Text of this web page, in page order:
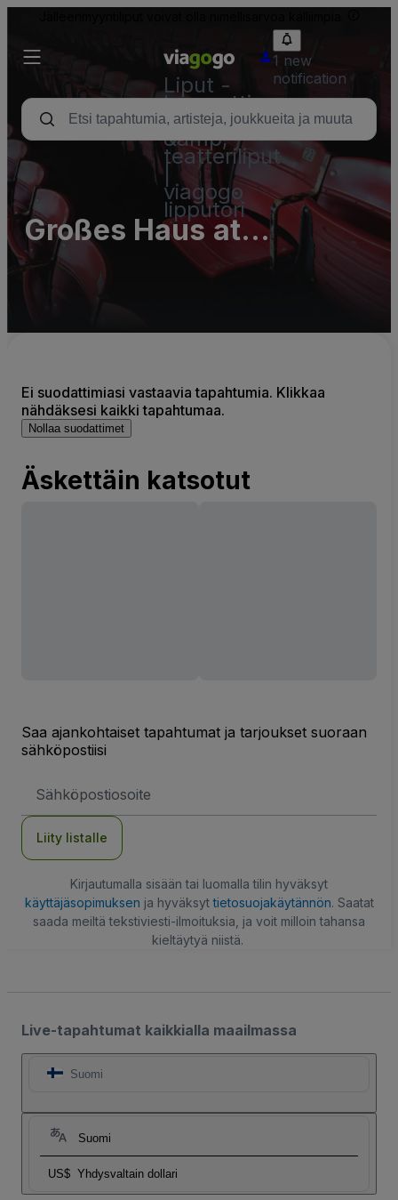
Liput -
konsertti,
urheilu
&amp;
teatteriliput
viagogo
lipputori
1 new
notification
Großes Haus at
Saarländisches
Ei suodattimiasi vastaavia tapahtumia. Klikkaa
nähdäksesi kaikki tapahtumaa.
Nollaa suodattimet
Äskettäin katsotut
Saa ajankohtaiset tapahtumat ja tarjoukset suoraan
sähköpostiisi
Liity listalle
Kirjautumalla sisään tai luomalla tilin hyväksyt
käyttäjäsopimuksen ja hyväksyttietosuojakäytännön. Saatat
saada meiltä tekstiviesti-ilmoituksia, ja voit milloin tahansa
kieltäytyä niistä.
Live-tapahtumat kaikkialla maailmassa
Suomi
Suomi
US$ Yhdysvaltain dollari